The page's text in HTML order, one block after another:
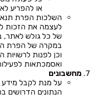
או להפריע
השלכות הפרת
לעצמה את הזכות
של כל גולש לאתר,
במקרה של הפרת
וכן לפנות
ואסמכתאות
מחשבונים
על מנת לקבל מידע
הנתונים הדרושים